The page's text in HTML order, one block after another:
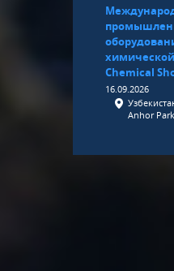
Chemical
16.09.2026
Anhor